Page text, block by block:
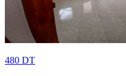
480 DT